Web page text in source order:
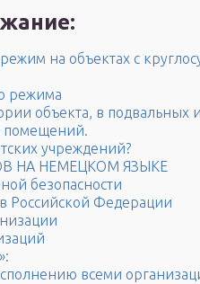
на объектах с
режима
объекта, в подвальных и
помещений.
учреждений?
НА НЕМЕЦКОМ ЯЗЫКЕ
безопасности
Российской Федерации
всеми